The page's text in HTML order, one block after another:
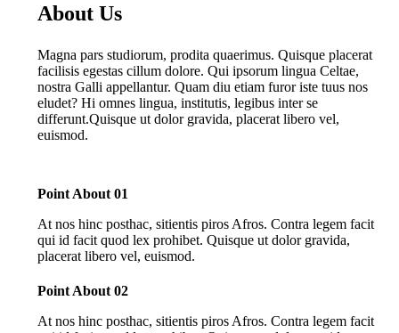
About Us
Magna pars studiorum, prodita quaerimus. Quisque placerat
facilisis egestas cillum dolore. Qui ipsorum lingua Celtae,
nostra Galli appellantur. Quam diu etiam furor iste tuus nos
eludet? Hi omnes lingua, institutis, legibus inter se
differunt.Quisque ut dolor gravida, placerat libero vel,
euismod.
Point About 01
At nos hinc posthac, sitientis piros Afros. Contra legem facit
qui id facit quod lex prohibet. Quisque ut dolor gravida,
placerat libero vel, euismod.
Point About 02
At nos hinc posthac, sitientis piros Afros. Contra legem facit